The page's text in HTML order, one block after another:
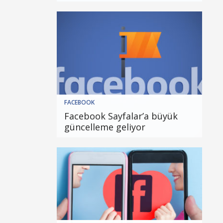
FACEBOOK
Facebook Sayfalar’a büyük
güncelleme geliyor